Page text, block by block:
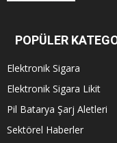
POPÜLER
Elektronik Sigara
Elektronik Sigara Likit
Pil Batarya Şarj Aletleri
Sektörel Haberler